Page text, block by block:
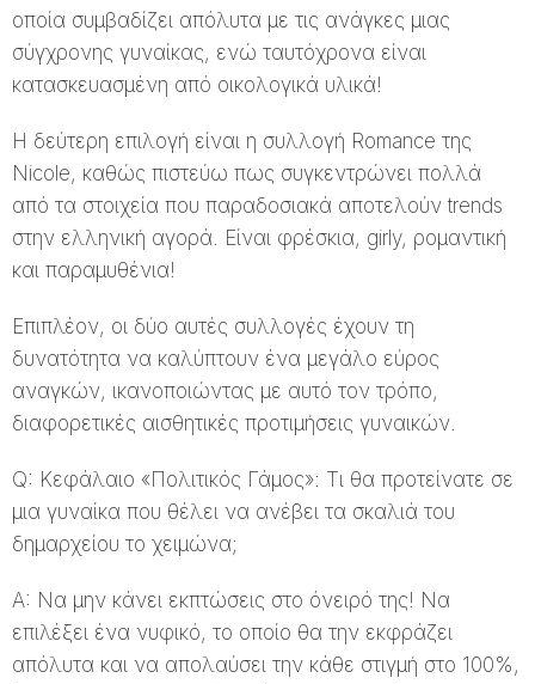
οποία συμβαδίζει απόλυτα με τις ανάγκες μιας
σύγχρονης γυναίκας, ενώ ταυτόχρονα είναι
κατασκευασμένη από οικολογικά υλικά!
Η δεύτερη επιλογή είναι η συλλογή Romance της
Nicole, καθώς πιστεύω πως συγκεντρώνει πολλά
από τα στοιχεία που παραδοσιακά αποτελούν trends
στην ελληνική αγορά. Είναι φρέσκια, girly, ρομαντική
και παραμυθένια!
Επιπλέον, οι δύο αυτές συλλογές έχουν τη
δυνατότητα να καλύπτουν ένα μεγάλο εύρος
αναγκών, ικανοποιώντας με αυτό τον τρόπο,
διαφορετικές αισθητικές προτιμήσεις γυναικών.
Q: Κεφάλαιο «Πολιτικός Γάμος»: Τι θα προτείνατε σε
μια γυναίκα που θέλει να ανέβει τα σκαλιά του
δημαρχείου το χειμώνα;
A: Να μην κάνει εκπτώσεις στο όνειρό της! Να
επιλέξει ένα νυφικό, το οποίο θα την εκφράζει
απόλυτα και να απολαύσει την κάθε στιγμή στο 100%,